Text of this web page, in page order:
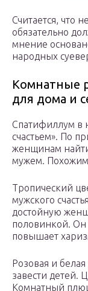
Считается, что
обязательно
мнение
народных
Комнатные
для дома и
Спатифиллум в
счастьем». По
женщинам
мужем.
Тропический
мужского
достойную
половинкой. Он
повышает
Розовая и
завести детей.
Комнатный